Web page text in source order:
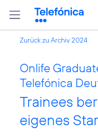
Zurück zu Archiv 2024
Onlife
Telefónica
Trainees
eigenes